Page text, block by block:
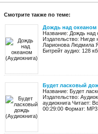
Смотрите также по теме:
Дождь над океаном
Название: Дождь над
Издательство: Нигде
Ларионова Людмила
Битрейт аудио: 128
Будет ласковый
Название: Будет
Издательство:
аудиокнига Читает:
00:29:00 Формат: